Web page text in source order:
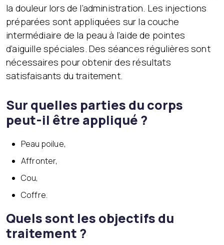
la douleur lors de l’administration. Les injections
préparées sont appliquées sur la couche
intermédiaire de la peau à l’aide de pointes
d’aiguille spéciales. Des séances régulières sont
nécessaires pour obtenir des résultats
satisfaisants du traitement.
Sur quelles parties du corps
peut-il être appliqué ?
Peau poilue,
Affronter,
Cou,
Coffre.
Quels sont les objectifs du
traitement ?